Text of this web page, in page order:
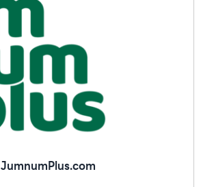
JumnumPlus.com